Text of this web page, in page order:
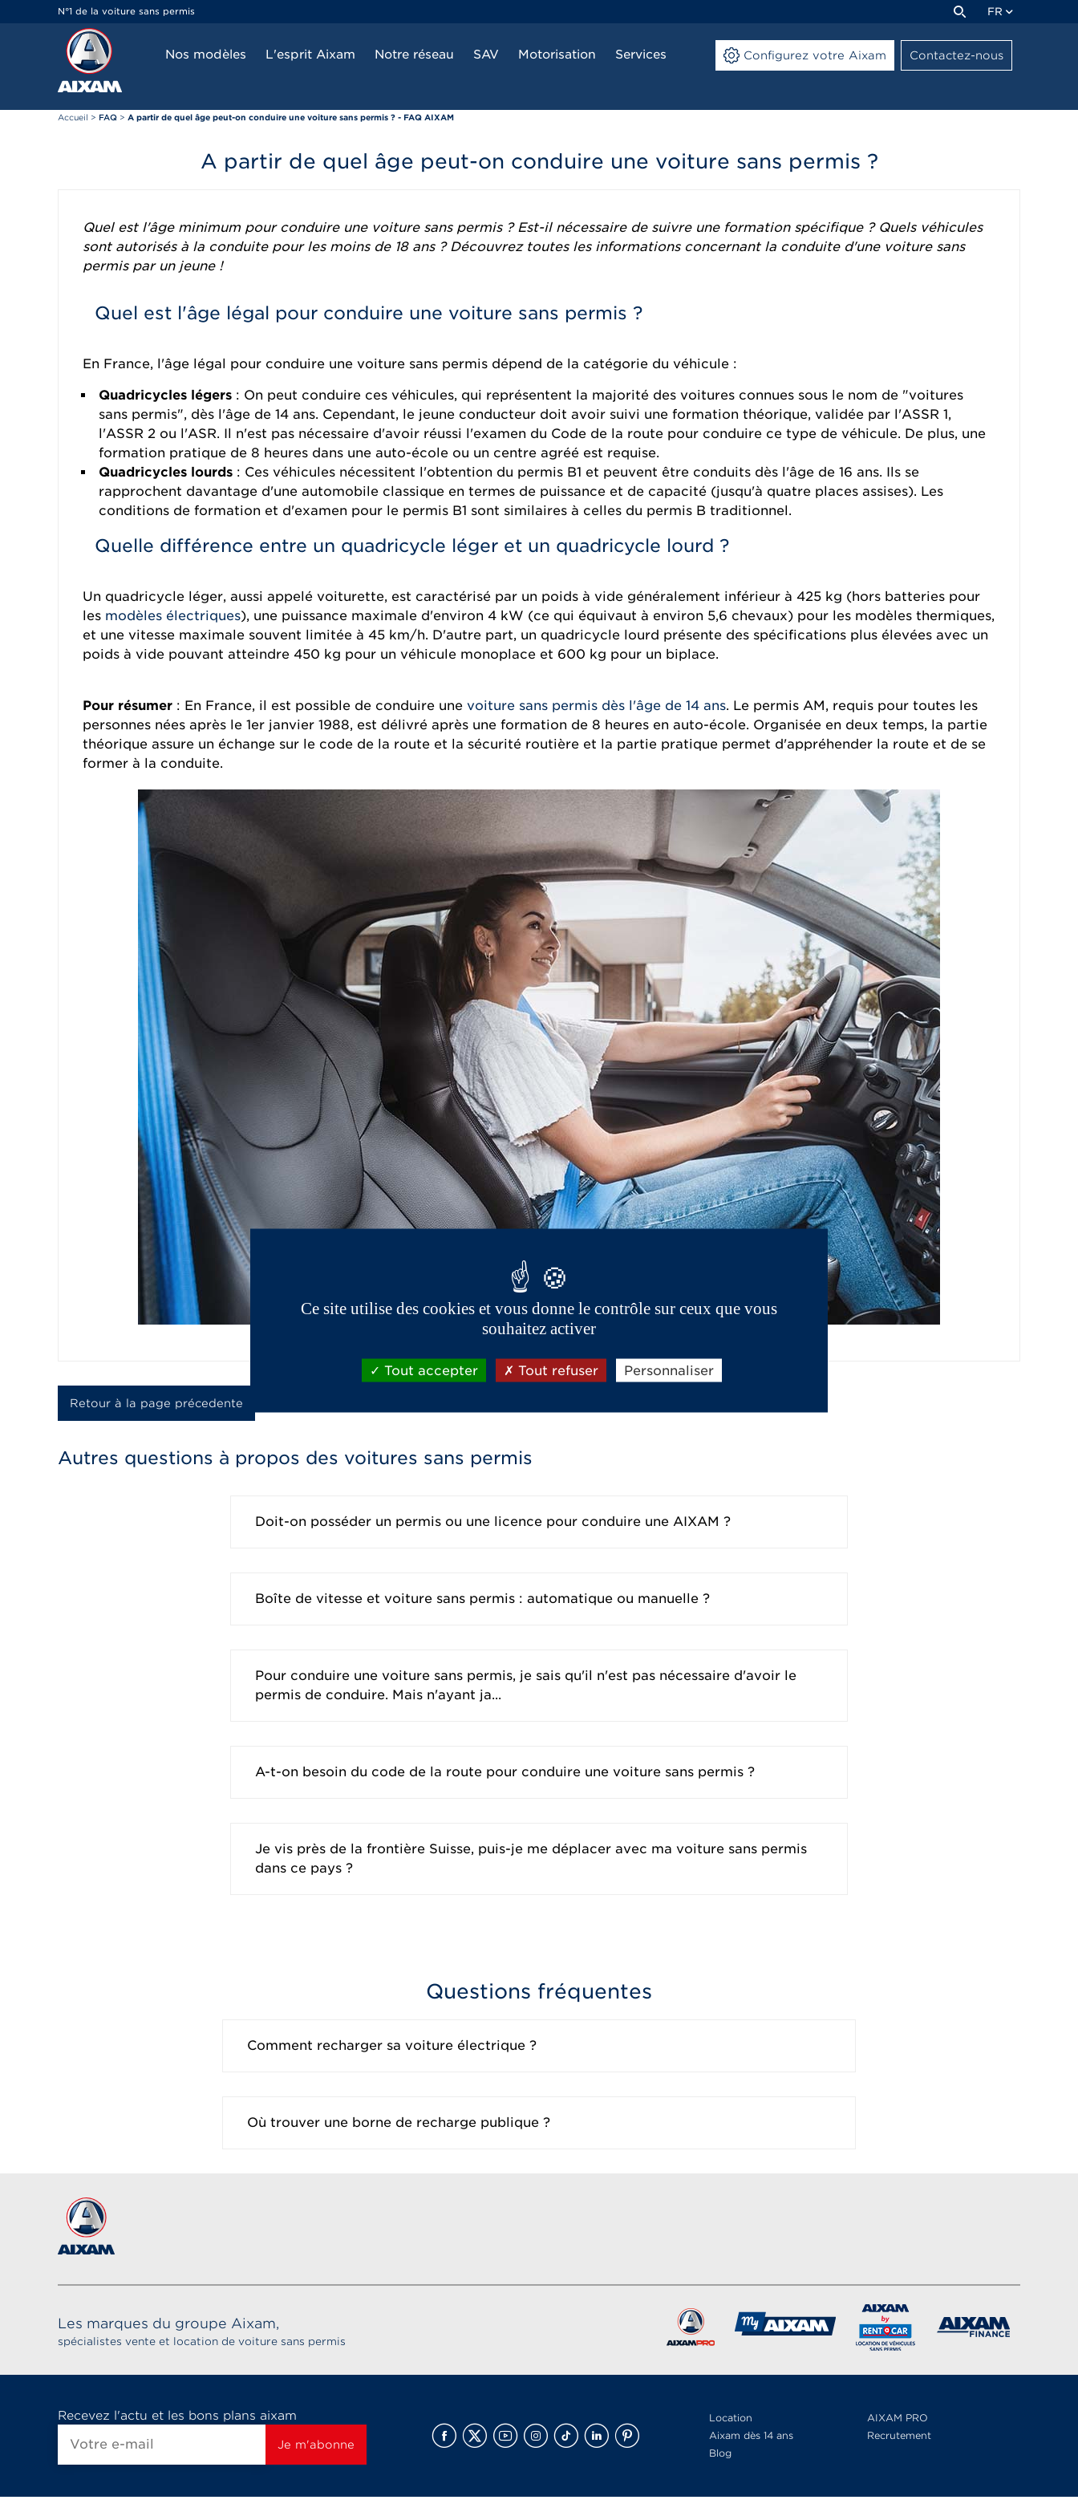
N°1 de la voiture sans permis FR
Nos modèles L'esprit Aixam Notre réseau SAV Motorisation Services Configurez votre Aixam Contactez-nous
Accueil > FAQ > A partir de quel âge peut-on conduire une voiture sans permis ? - FAQ AIXAM
A partir de quel âge peut-on conduire une voiture sans permis ?
Quel est l'âge minimum pour conduire une voiture sans permis ? Est-il nécessaire de suivre une formation spécifique ? Quels véhicules
sont autorisés à la conduite pour les moins de 18 ans ? Découvrez toutes les informations concernant la conduite d'une voiture sans
permis par un jeune !
Quel est l'âge légal pour conduire une voiture sans permis ?
En France, l'âge légal pour conduire une voiture sans permis dépend de la catégorie du véhicule :
Quadricycles légers : On peut conduire ces véhicules, qui représentent la majorité des voitures connues sous le nom de "voitures
sans permis", dès l'âge de 14 ans. Cependant, le jeune conducteur doit avoir suivi une formation théorique, validée par l'ASSR 1,
l'ASSR 2 ou l'ASR. Il n'est pas nécessaire d'avoir réussi l'examen du Code de la route pour conduire ce type de véhicule. De plus, une
formation pratique de 8 heures dans une auto-école ou un centre agréé est requise.
Quadricycles lourds : Ces véhicules nécessitent l'obtention du permis B1 et peuvent être conduits dès l'âge de 16 ans. Ils se
rapprochent davantage d'une automobile classique en termes de puissance et de capacité (jusqu'à quatre places assises). Les
conditions de formation et d'examen pour le permis B1 sont similaires à celles du permis B traditionnel.
Quelle différence entre un quadricycle léger et un quadricycle lourd ?
Un quadricycle léger, aussi appelé voiturette, est caractérisé par un poids à vide généralement inférieur à 425 kg (hors batteries pour
les modèles électriques), une puissance maximale d'environ 4 kW (ce qui équivaut à environ 5,6 chevaux) pour les modèles thermiques,
et une vitesse maximale souvent limitée à 45 km/h. D'autre part, un quadricycle lourd présente des spécifications plus élevées avec un
poids à vide pouvant atteindre 450 kg pour un véhicule monoplace et 600 kg pour un biplace.
Pour résumer : En France, il est possible de conduire une voiture sans permis dès l'âge de 14 ans. Le permis AM, requis pour toutes les
personnes nées après le 1er janvier 1988, est délivré après une formation de 8 heures en auto-école. Organisée en deux temps, la partie
théorique assure un échange sur le code de la route et la sécurité routière et la partie pratique permet d'appréhender la route et de se
former à la conduite.
Retour à la page précedente
Autres questions à propos des voitures sans permis
Doit-on posséder un permis ou une licence pour conduire une AIXAM ?
Boîte de vitesse et voiture sans permis : automatique ou manuelle ?
Pour conduire une voiture sans permis, je sais qu'il n'est pas nécessaire d'avoir le
permis de conduire. Mais n'ayant ja...
A-t-on besoin du code de la route pour conduire une voiture sans permis ?
Je vis près de la frontière Suisse, puis-je me déplacer avec ma voiture sans permis
dans ce pays ?
Questions fréquentes
Comment recharger sa voiture électrique ?
Où trouver une borne de recharge publique ?
Les marques du groupe Aixam,
spécialistes vente et location de voiture sans permis
Recevez l'actu et les bons plans aixam Location
AIXAM PRO
Aixam dès 14 ans
Recrutement
Blog
Panneau de gestion des cookies
Ce site utilise des cookies et vous donne le contrôle sur ceux que vous
souhaitez activer
Tout accepter Tout refuser Personnaliser